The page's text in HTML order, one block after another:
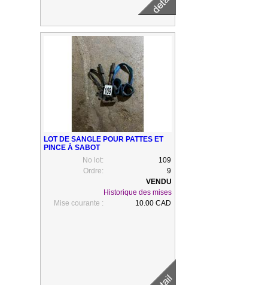
LOT DE SANGLE POUR PATTES ET
PINCE À SABOT
No lot:
109
Ordre:
9
Historique des mises
Mise courante :
10.00 CAD